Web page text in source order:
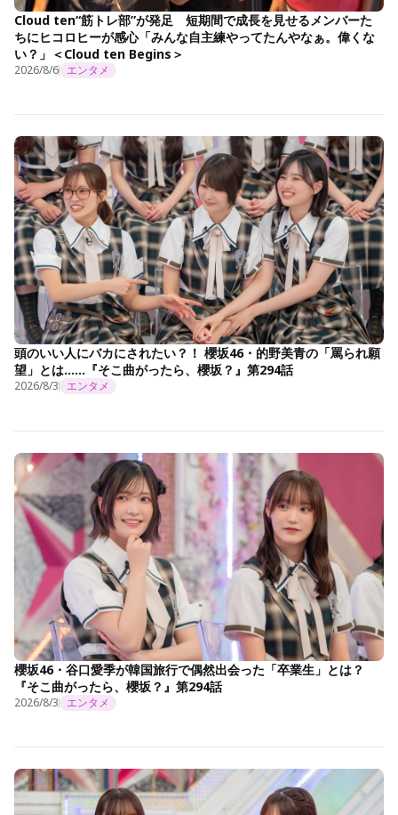
Cloud ten“筋トレ部”が発足 短期間で成長を見せるメンバーた
ちにヒコロヒーが感心「みんな自主練やってたんやなぁ。偉くな
い？」＜Cloud ten Begins＞
2026/8/6 エンタメ
頭のいい人にバカにされたい？！ 櫻坂46・的野美青の「罵られ願
望」とは……『そこ曲がったら、櫻坂？』第294話
2026/8/3 エンタメ
櫻坂46・谷口愛季が韓国旅行で偶然出会った「卒業生」とは？
『そこ曲がったら、櫻坂？』第294話
2026/8/3 エンタメ